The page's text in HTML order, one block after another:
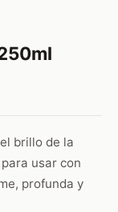
brillo de la
usar con
profunda y